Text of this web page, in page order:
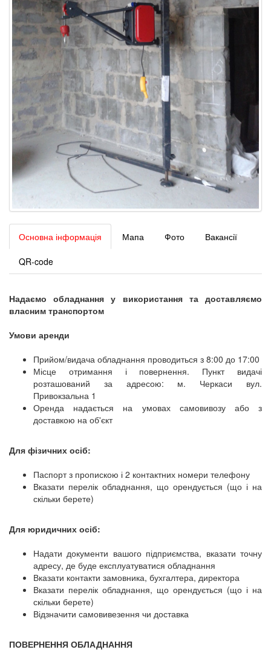
Основна інформація Мапа Фото Вакансії
QR-code
Надаємо обладнання у використання та доставляємо
власним транспортом
Умови аренди
Прийом/видача обладнання проводиться з 8:00 до 17:00
Місце отримання і повернення. Пункт видачі
розташований за адресою: м. Черкаси вул.
Привокзальна 1
Оренда надається на умовах самовивозу або з
доставкою на об'єкт
Для фізичних осіб:
Паспорт з пропискою і 2 контактних номери телефону
Вказати перелік обладнання, що орендується (що і на
скільки берете)
Для юридичних осіб:
Надати документи вашого підприємства, вказати точну
адресу, де буде експлуатуватися обладнання
Вказати контакти замовника, бухгалтера, директора
Вказати перелік обладнання, що орендується (що і на
скільки берете)
Відзначити самовивезення чи доставка
ПОВЕРНЕННЯ ОБЛАДНАННЯ